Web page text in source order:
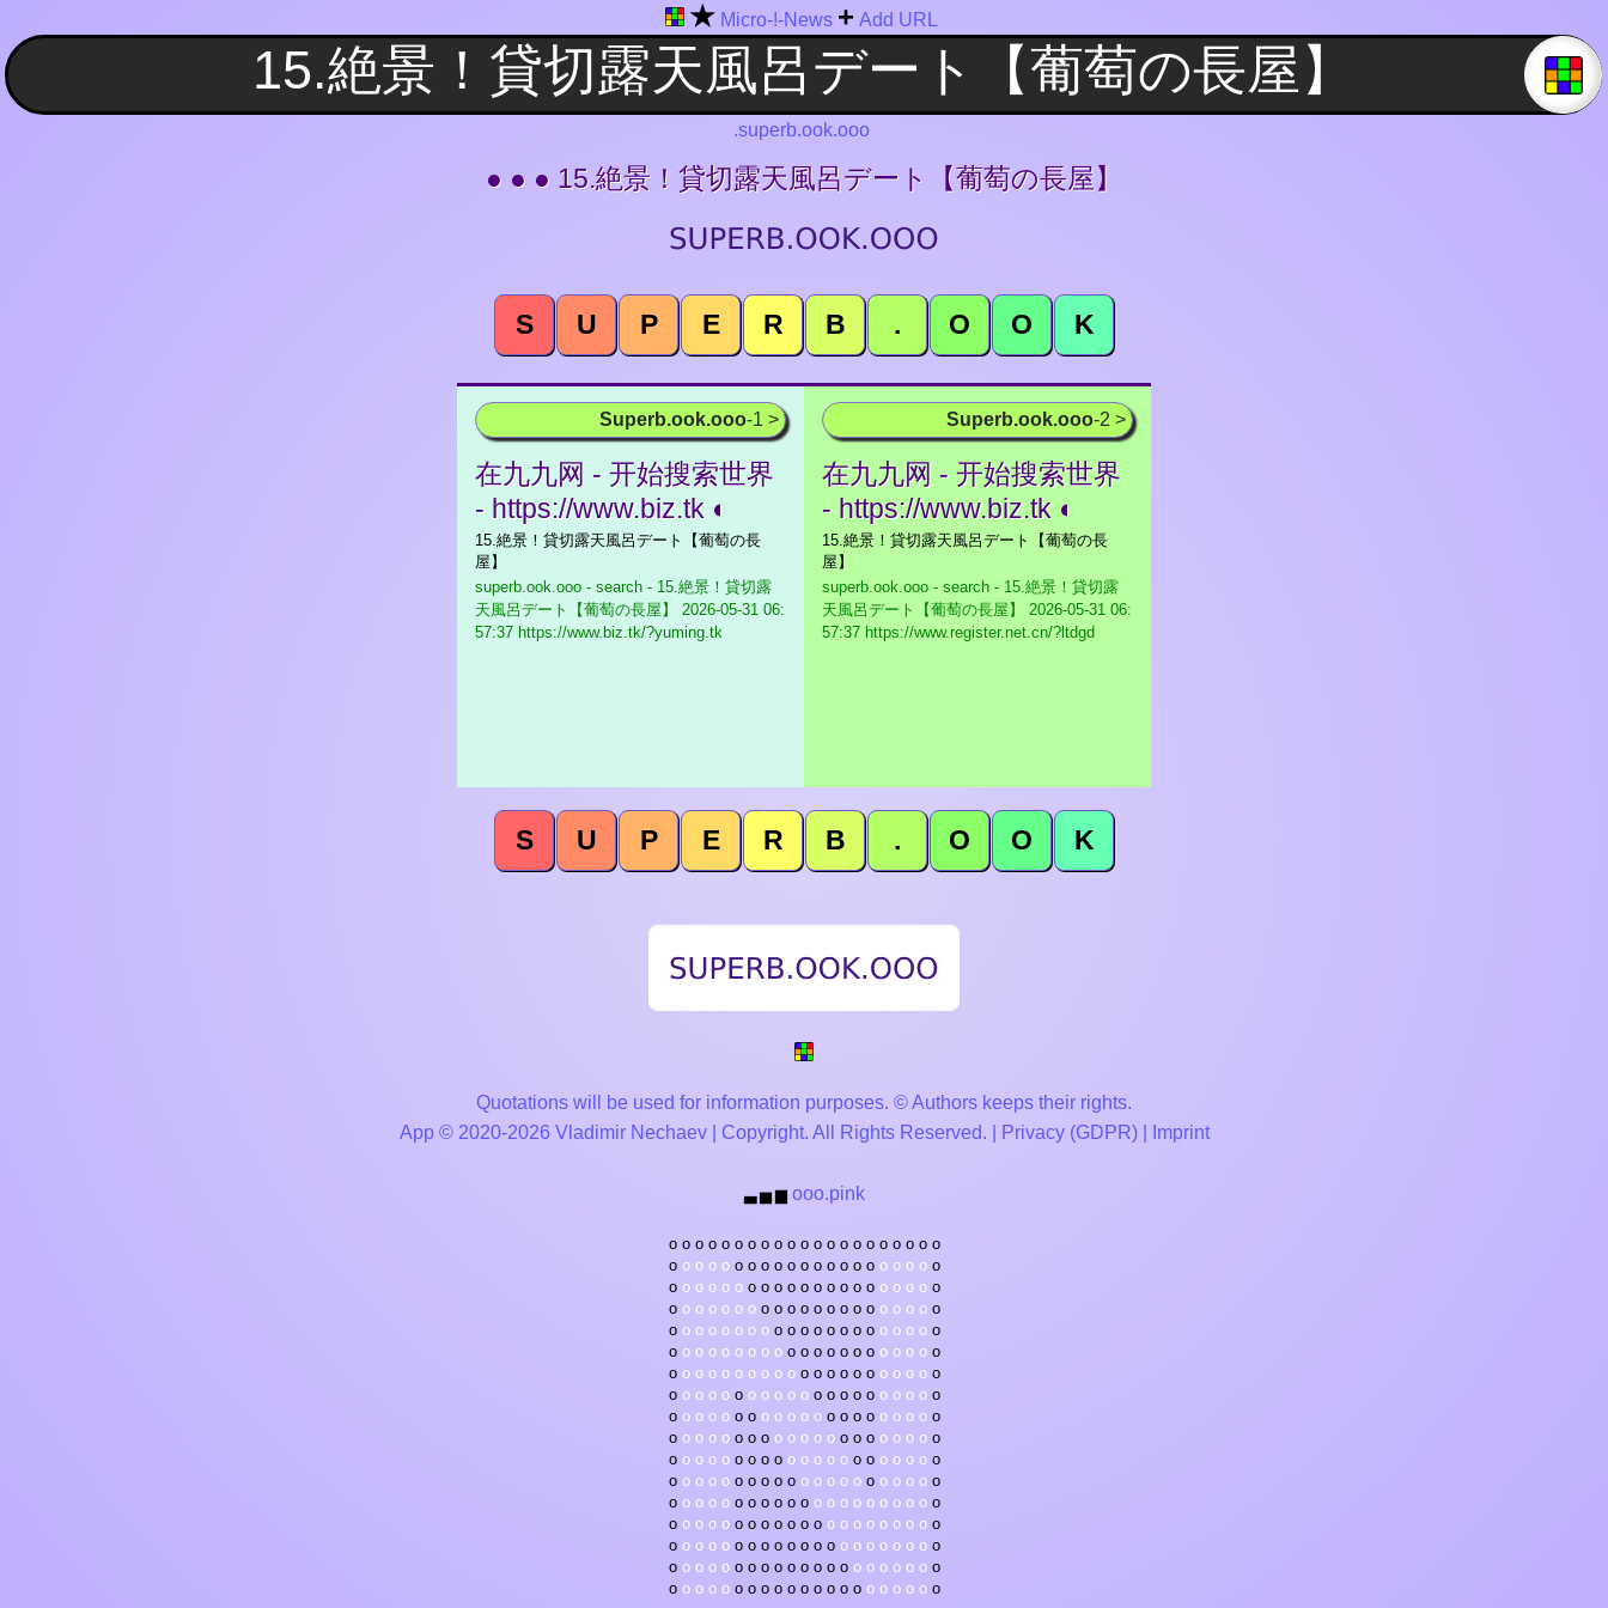
★ Micro-!-News + Add URL
.superb.ook.ooo
● ● ● 15.絶景！貸切露天風呂デート【葡萄の長屋】
S U P E R B . O O K
Superb.ook.ooo-1 >
在九九网 - 开始搜索世界
- https://www.biz.tk ◐
15.絶景！貸切露天風呂デート【葡萄の長
屋】
superb.ook.ooo - search - 15.絶景！貸切露
天風呂デート【葡萄の長屋】
2026-05-31 06:
57:37 https://www.biz.tk/?yuming.tk
Superb.ook.ooo-2 >
在九九网 - 开始搜索世界
- https://www.biz.tk ◐
15.絶景！貸切露天風呂デート【葡萄の長
屋】
superb.ook.ooo - search - 15.絶景！貸切露
天風呂デート【葡萄の長屋】
2026-05-31 06:
57:37 https://www.register.net.cn/?ltdgd
S U P E R B . O O K
Quotations will be used for information purposes. © Authors keeps their rights.
App © 2020-2026 Vladimir Nechaev | Copyright. All Rights Reserved. |
Privacy (GDPR)| Imprint
▃ ▅ ▆ ooo.pink
o o o o o o o o o o o o o o o o o o o o o
o o o o o o o o o o o o o o o o o o o o o
o o o o o o o o o o o o o o o o o o o o o
o o o o o o o o o o o o o o o o o o o o o
o o o o o o o o o o o o o o o o o o o o o
o o o o o o o o o o o o o o o o o o o o o
o o o o o o o o o o o o o o o o o o o o o
o o o o o o o o o o o o o o o o o o o o o
o o o o o o o o o o o o o o o o o o o o o
o o o o o o o o o o o o o o o o o o o o o
o o o o o o o o o o o o o o o o o o o o o
o o o o o o o o o o o o o o o o o o o o o
o o o o o o o o o o o o o o o o o o o o o
o o o o o o o o o o o o o o o o o o o o o
o o o o o o o o o o o o o o o o o o o o o
o o o o o o o o o o o o o o o o o o o o o
o o o o o o o o o o o o o o o o o o o o o